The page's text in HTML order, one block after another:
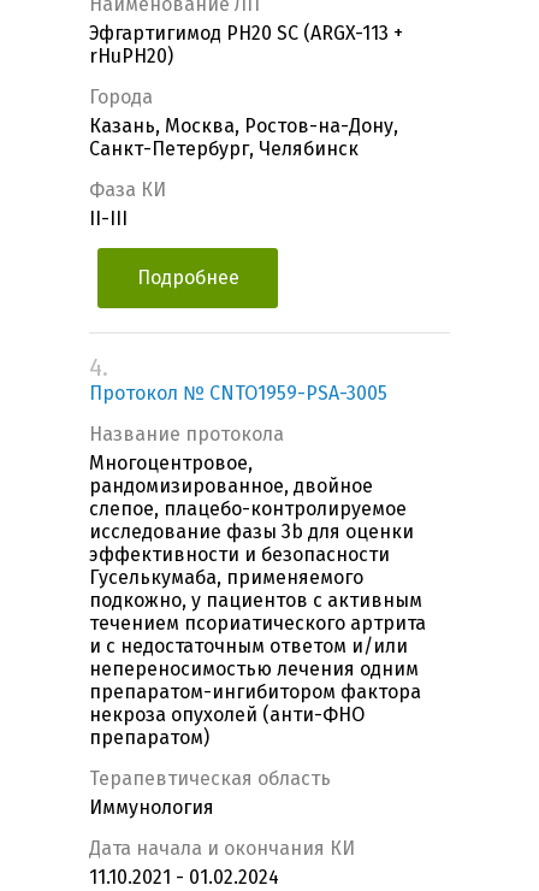
Наименование ЛП
Эфгартигимод PH20 SC (ARGX-113 +
rHuPH20)
Города
Казань, Москва, Ростов-на-Дону,
Санкт-Петербург, Челябинск
Фаза КИ
II-III
Подробнее
4.
Протокол № CNTO1959-PSA-3005
Название протокола
Многоцентровое,
рандомизированное, двойное
слепое, плацебо-контролируемое
исследование фазы 3b для оценки
эффективности и безопасности
Гуселькумаба, применяемого
подкожно, у пациентов с активным
течением псориатического артрита
и с недостаточным ответом и/или
непереносимостью лечения одним
препаратом-ингибитором фактора
некроза опухолей (анти-ФНО
препаратом)
Терапевтическая область
Иммунология
Дата начала и окончания КИ
11.10.2021 - 01.02.2024